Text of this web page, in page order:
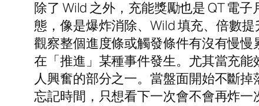
除了 Wild 之外，充能獎勵也是 QT 電
態，像是爆炸消除、Wild 填充、倍數
觀察整個進度條或觸發條件有沒有慢
在「推進」某種事件發生。尤其當充
人興奮的部分之一。當盤面開始不斷
忘記時間，只想看下一次會不會再炸一